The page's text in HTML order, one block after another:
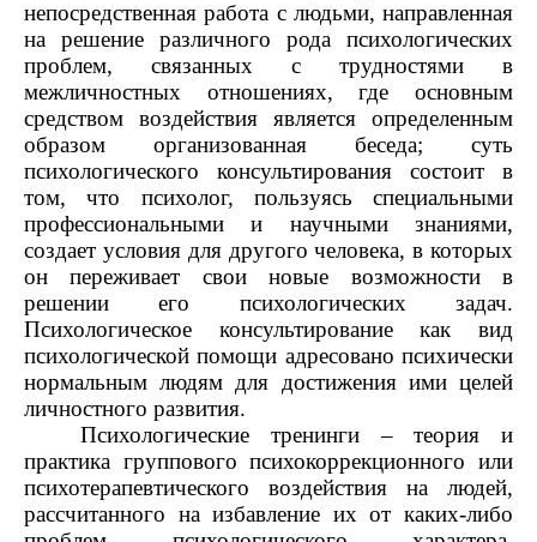
непосредственная работа с людьми, направленная
на решение различного рода психологических
проблем, связанных с трудностями в
межличностных отношениях, где основным
средством воздействия является определенным
образом организованная беседа; суть
психологического консультирования состоит в
том, что психолог, пользуясь специальными
профессиональными и научными знаниями,
создает условия для другого человека, в которых
он переживает свои новые возможности в
решении его психологических задач.
Психологическое консультирование как вид
психологической помощи адресовано психически
нормальным людям для достижения ими целей
личностного развития.
Психологические тренинги – теория и
практика группового психокоррекционного или
психотерапевтического воздействия на людей,
рассчитанного на избавление их от каких-либо